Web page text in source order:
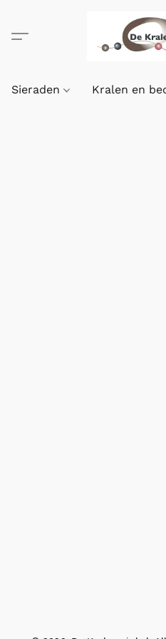
Sieraden Kralen en